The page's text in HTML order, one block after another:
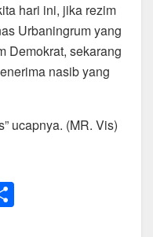
hari ini, jika rezim
Urbaningrum yang
Demokrat, sekarang
nasib yang
ucapnya. (MR. Vis)